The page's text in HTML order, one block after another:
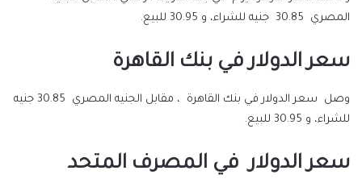
المصري 30.85 جنيه للشراء، و 30.95 للبيع.
سعر الدولار في بنك القاهرة
وصل سعر الدولار في بنك القاهرة ، مقابل الجنيه المصري 30.85 جنيه
للشراء، و 30.95 للبيع.
سعر الدولار في المصرف المتحد